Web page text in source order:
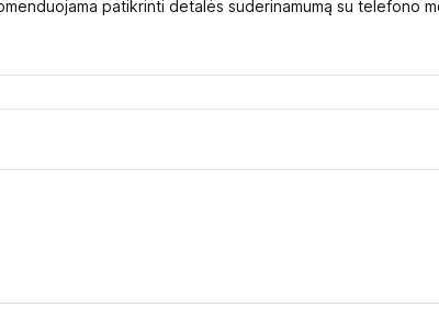
patikrinti detalės suderinamumą su telefono